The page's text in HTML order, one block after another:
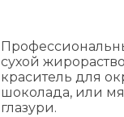
сухой
краситель для
шоколада, или
глазури.